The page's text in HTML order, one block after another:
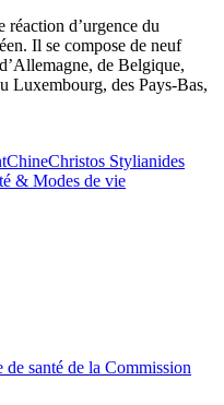
réaction d’urgence du
Il se compose de neuf
de Belgique,
Luxembourg, des Pays-Bas,
ChineChristos Stylianides
& Modes de vie
santé de la Commission